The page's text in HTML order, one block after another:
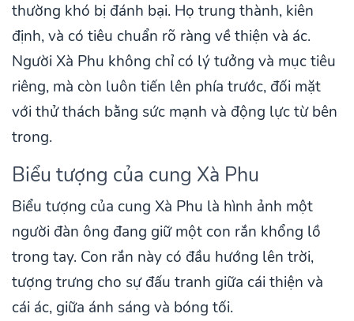
thường khó bị đánh bại. Họ trung thành, kiên
định, và có tiêu chuẩn rõ ràng về thiện và ác.
Người Xà Phu không chỉ có lý tưởng và mục tiêu
riêng, mà còn luôn tiến lên phía trước, đối mặt
với thử thách bằng sức mạnh và động lực từ bên
trong.
Biểu tượng của cung Xà Phu
Biểu tượng của cung Xà Phu là hình ảnh một
người đàn ông đang giữ một con rắn khổng lồ
trong tay. Con rắn này có đầu hướng lên trời,
tượng trưng cho sự đấu tranh giữa cái thiện và
cái ác, giữa ánh sáng và bóng tối.